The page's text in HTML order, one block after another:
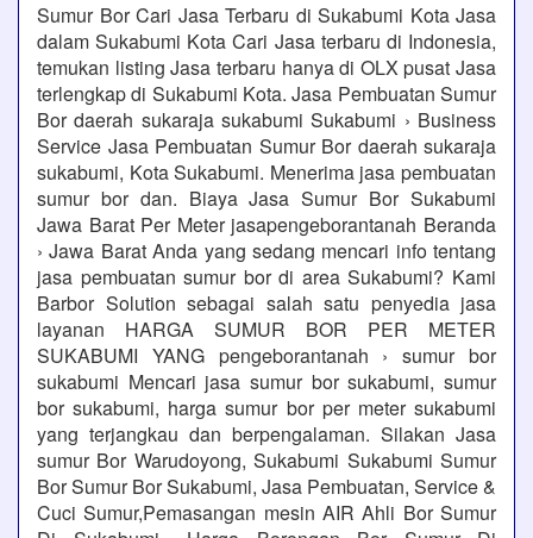
Sumur Bor Cari Jasa Terbaru di Sukabumi Kota Jasa
dalam Sukabumi Kota Cari Jasa terbaru di Indonesia,
temukan listing Jasa terbaru hanya di OLX pusat Jasa
terlengkap di Sukabumi Kota. Jasa Pembuatan Sumur
Bor daerah sukaraja sukabumi Sukabumi › Business
Service Jasa Pembuatan Sumur Bor daerah sukaraja
sukabumi, Kota Sukabumi. Menerima jasa pembuatan
sumur bor dan. Biaya Jasa Sumur Bor Sukabumi
Jawa Barat Per Meter jasapengeborantanah Beranda
› Jawa Barat Anda yang sedang mencari info tentang
jasa pembuatan sumur bor di area Sukabumi? Kami
Barbor Solution sebagai salah satu penyedia jasa
layanan HARGA SUMUR BOR PER METER
SUKABUMI YANG pengeborantanah › sumur bor
sukabumi Mencari jasa sumur bor sukabumi, sumur
bor sukabumi, harga sumur bor per meter sukabumi
yang terjangkau dan berpengalaman. Silakan Jasa
sumur Bor Warudoyong, Sukabumi Sukabumi Sumur
Bor Sumur Bor Sukabumi, Jasa Pembuatan, Service &
Cuci Sumur,Pemasangan mesin AIR Ahli Bor Sumur